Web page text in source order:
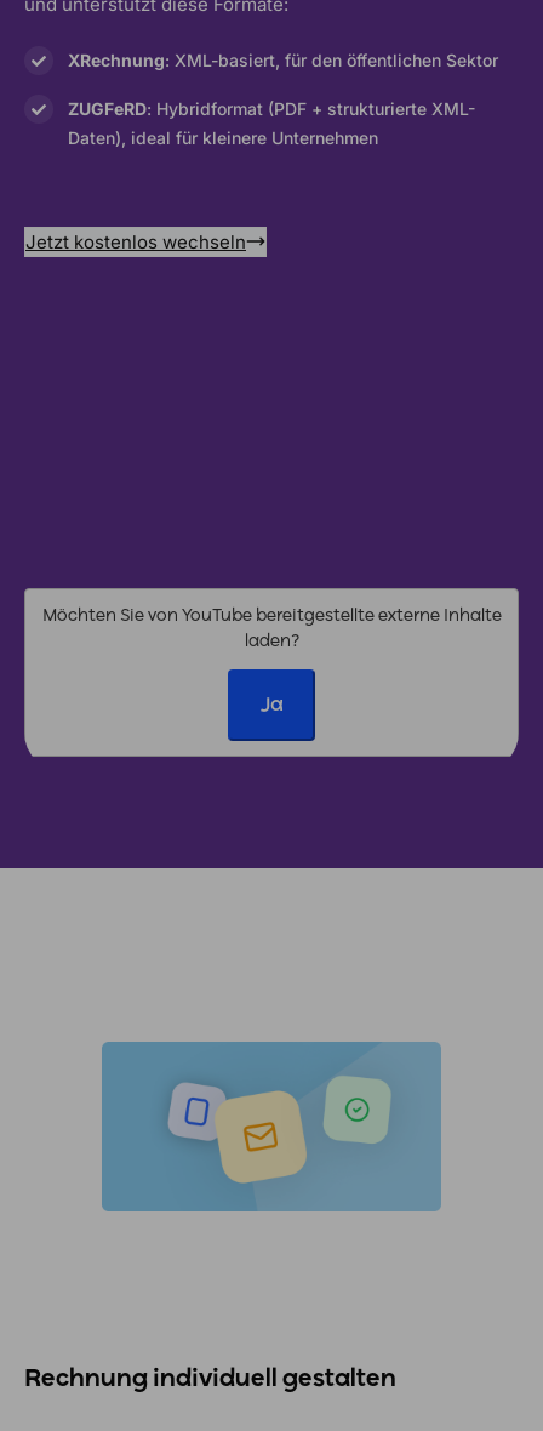
XRechnung: XML-basiert, für den öffentlichen Sektor
ZUGFeRD: Hybridformat (PDF + strukturierte XML-
Daten), ideal für kleinere Unternehmen
Jetzt kostenlos wechseln
Möchten Sie von YouTubebereitgestellte externe Inhalte
laden?
Ja
Rechnung individuell gestalten